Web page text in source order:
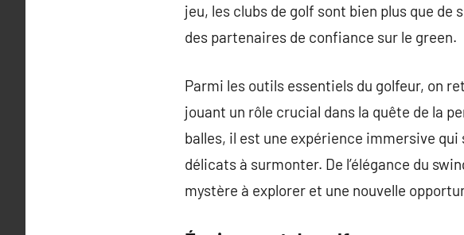
jeu, les clubs de golf sont bien plus que
des partenaires de confiance sur le green.
Parmi les outils essentiels du golfeur, on
jouant un rôle crucial dans la quête de la
balles, il est une expérience immersive
délicats à surmonter. De l’élégance du
mystère à explorer et une nouvelle